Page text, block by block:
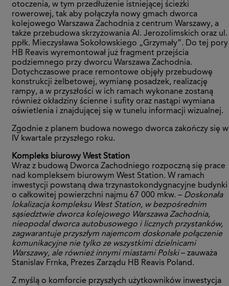
otoczenia, w tym przedłużenie istniejącej ścieżki
rowerowej, tak aby połączyła nowy gmach dworca
kolejowego Warszawa Zachodnia z centrum Warszawy, a
także przebudowa skrzyżowania Al. Jerozolimskich oraz ul.
ppłk. Mieczysława Sokołowskiego „Grzymały”. Do tej pory
HB Reavis wyremontował już fragment przejścia
podziemnego przy dworcu Warszawa Zachodnia.
Dotychczasowe prace remontowe objęły przebudowę
konstrukcji żelbetowej, wymianę posadzek, realizację
rampy, a w przyszłości w ich ramach wykonane zostaną
również okładziny ścienne i sufity oraz nastąpi wymiana
oświetlenia i znajdującej się w tunelu informacji wizualnej.
Zgodnie z planem budowa nowego dworca zakończy się w
IV kwartale przyszłego roku.
Kompleks biurowy West Station
Wraz z budową Dworca Zachodniego rozpoczną się prace
nad kompleksem biurowym West Station. W ramach
inwestycji powstaną dwa trzynastokondygnacyjne budynki
o całkowitej powierzchni najmu 67 000 mkw. – Doskonała
lokalizacja kompleksu West Station, w bezpośrednim
sąsiedztwie dworca kolejowego Warszawa Zachodnia,
nieopodal dworca autobusowego i licznych przystanków,
zagwarantuje przyszłym najemcom doskonałe połączenie
komunikacyjne nie tylko ze wszystkimi dzielnicami
Warszawy, ale również innymi miastami Polski– zauważa
Stanislav Frnka, Prezes Zarządu HB Reavis Poland.
Z myślą o komforcie przyszłych użytkowników inwestycja